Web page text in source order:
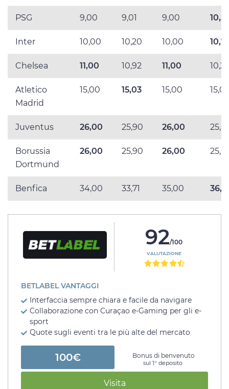
PSG 9,00 9,01 9,00
Inter 10,00 10,20 10,00
Chelsea 11,00 10,92 11,00
Atletico
Madrid
15,00 15,03 15,00
Juventus 26,00 25,90 26,00
Borussia
Dortmund
26,00 25,90 26,00
Benfica 34,00 33,71 35,00
92/100
VALUTAZIONE
BETLABEL VANTAGGI
Interfaccia sempre chiara e facile da navigare
Collaborazione con Curaçao e-Gaming per gli e-
sport
Quote sugli eventi tra le più alte del mercato
100€ Bonus di benvenuto
sul 1° deposito
Visita